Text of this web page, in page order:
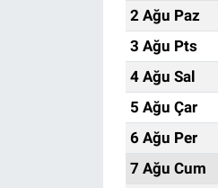
2 Ağu Paz
3 Ağu Pts
4 Ağu Sal
5 Ağu Çar
6 Ağu Per
7 Ağu Cum